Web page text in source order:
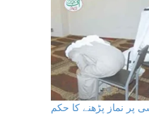
پر نماز پڑھنے کا حکم